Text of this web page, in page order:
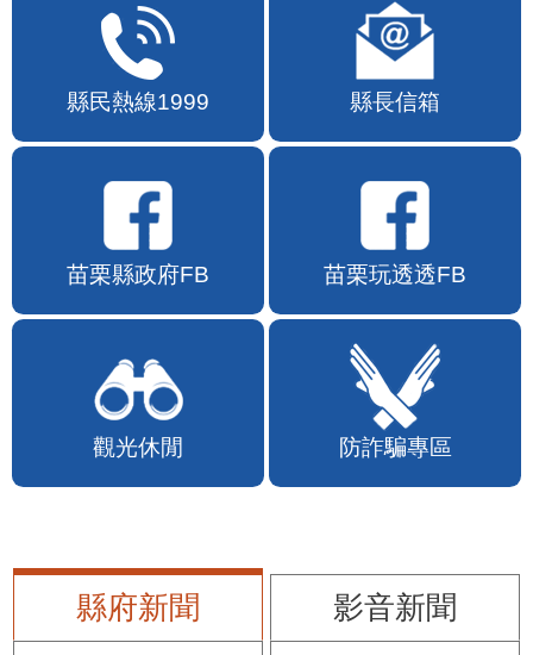
縣民熱線1999 縣長信箱
苗栗縣政府FB 苗栗玩透透FB
觀光休閒 防詐騙專區
縣府新聞
影音新聞